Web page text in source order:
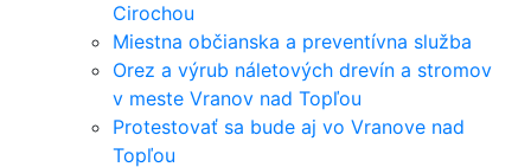
Cirochou
Miestna občianska a preventívna služba
Orez a výrub náletových drevín a stromov
v meste Vranov nad Topľou
Protestovať sa bude aj vo Vranove nad
Topľou